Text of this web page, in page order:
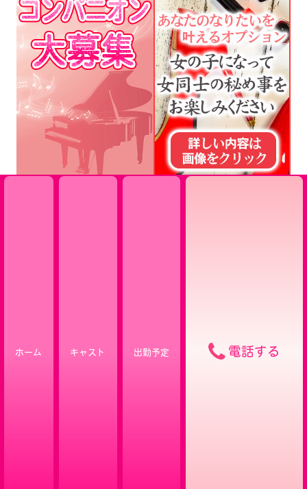
ホーム キャスト 出勤予定 電話する